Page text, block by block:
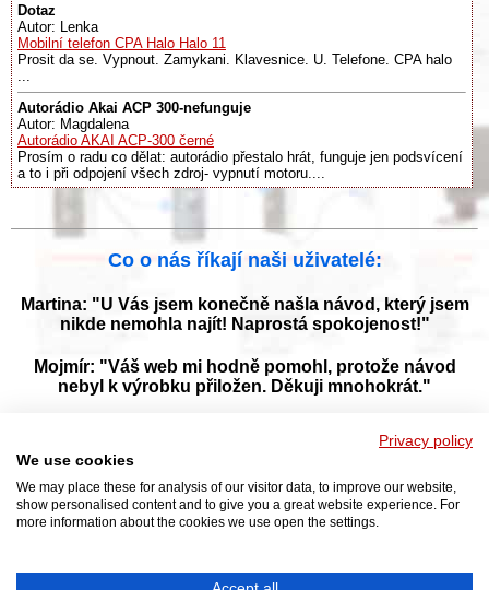
Dotaz
Autor: Lenka
Mobilní telefon CPA Halo Halo 11
Prosit da se. Vypnout. Zamykani. Klavesnice. U. Telefone. CPA halo
Autorádio Akai ACP 300-nefunguje
Autor: Magdalena
Autorádio AKAI ACP-300 černé
Prosím o radu co dělat: autorádio přestalo hrát, funguje jen podsvícení
a to i při odpojení všech zdroj- vypnutí motoru....
Co o nás říkají naši uživatelé:
Martina: "U Vás jsem konečně našla návod, který jsem
nikde nemohla najít! Naprostá spokojenost!"
Mojmír: "Váš web mi hodně pomohl, protože návod
nebyl k výrobku přiložen. Děkuji mnohokrát."
Prohlížejte návody k obsluze v češtine v naší online knihovně, manuály a
Požádejte nás!
Privacy policy
We use cookies
We may place these for analysis of our visitor data, to improve our website,
show personalised content and to give you a great website experience. For
more information about the cookies we use open the settings.